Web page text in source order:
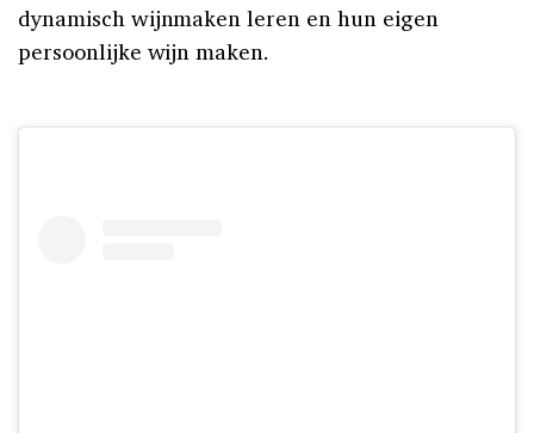
dynamisch wijnmaken leren en hun eigen
persoonlijke wijn maken.